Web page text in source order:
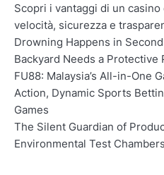
Scopri i vantaggi di un
velocità, sicurezza e
Drowning Happens in
Backyard Needs a Protective
FU88: Malaysia’s All-in-One
Action, Dynamic Sports
Games
The Silent Guardian of
Environmental Test